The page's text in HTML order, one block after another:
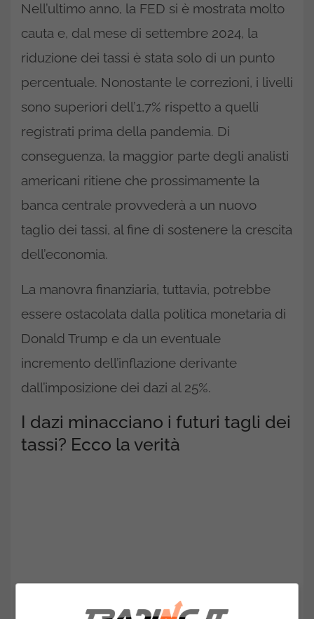
Nell’ultimo anno, la FED si è mostrata molto
cauta e, dal mese di settembre 2024, la
riduzione dei tassi è stata solo di un punto
percentuale. Nonostante le correzioni, i livelli
sono superiori dell’1,7% rispetto a quelli
registrati prima della pandemia. Di
conseguenza, la maggior parte degli analisti
americani ritiene che prossimamente la
banca centrale provvederà a un nuovo
taglio dei tassi, al fine di sostenere la crescita
dell’economia.
La manovra finanziaria, tuttavia, potrebbe
essere ostacolata dalla politica monetaria di
Donald Trump e da un eventuale
incremento dell’inflazione derivante
dall’imposizione dei dazi al 25%.
I dazi minacciano i futuri tagli dei
tassi? Ecco la verità